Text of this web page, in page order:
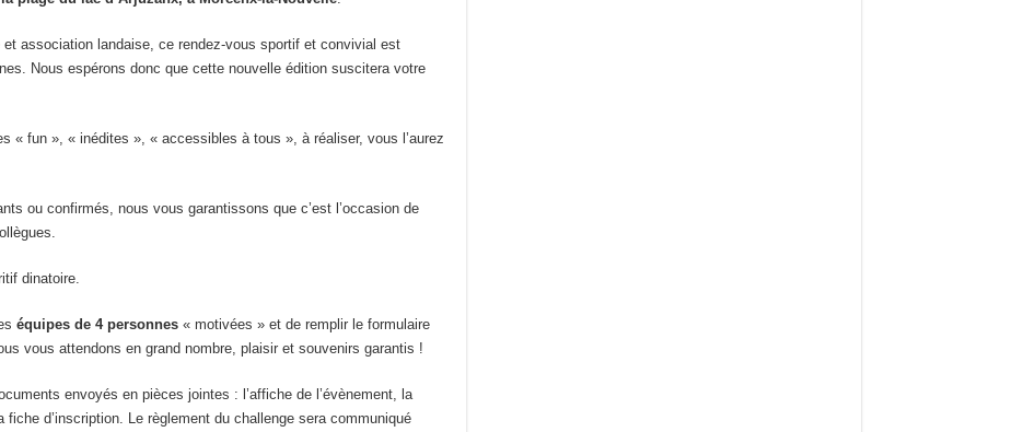
association landaise, ce rendez-vous sportif et convivial est
Nous espérons donc que cette nouvelle édition suscitera votre
« fun », « inédites », « accessibles à tous », à réaliser, vous l’aurez
ou confirmés, nous vous garantissons que c’est l’occasion de
dinatoire.
équipes de 4 personnes« motivées » et de remplir le formulaire
vous attendons en grand nombre, plaisir et souvenirs garantis !
envoyés en pièces jointes : l’affiche de l’évènement, la
d’inscription. Le règlement du challenge sera communiqué